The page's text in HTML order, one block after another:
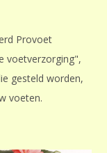
Provoet
voetverzorging",
gesteld worden,
voeten.